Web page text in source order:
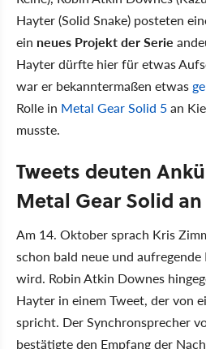
Hayter (Solid Snake) posteten
ein neues Projekt der Serie
Hayter dürfte hier für etwas
war er bekanntermaßen etwas
Rolle in Metal Gear Solid 5an
musste.
Tweets deuten
Metal Gear Solid an
Am 14. Oktober sprach Kris
schon bald neue und
wird. Robin Atkin Downes
Hayter in einem Tweet, der von
spricht. Der Synchronsprecher
bestätigte den Empfang der